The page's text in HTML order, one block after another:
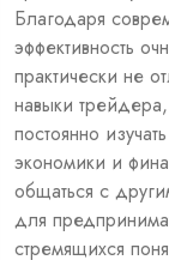
Благодаря
эффективность
практически не
навыки
постоянно
экономики и
общаться с
для
стремящихся